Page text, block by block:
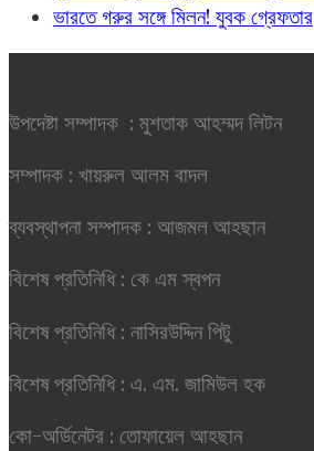
ভারতে গরুর সঙ্গে মিলন! যুবক গ্রেফতার
উপদেষ্টা সম্পাদক : মুশতাক আহম্মদ লিটন
সম্পাদক : খায়রুল আলম বাদল
ব্যবস্থাপনা সম্পাদক : আজমল আহছান
বিশেষ প্রতিনিধি : কে এম স্বপন
বিশেষ প্রতিনিধি : নাসিরউদ্দিন পিটু
বিশেষ প্রতিনিধি : এ. এম. জামিউল হক
কো-অর্ডিনেটর : তোফায়েল আহছান